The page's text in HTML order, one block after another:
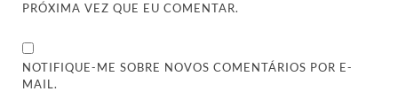
PRÓXIMA VEZ QUE EU COMENTAR.
NOTIFIQUE-ME SOBRE NOVOS COMENTÁRIOS POR E-
MAIL.